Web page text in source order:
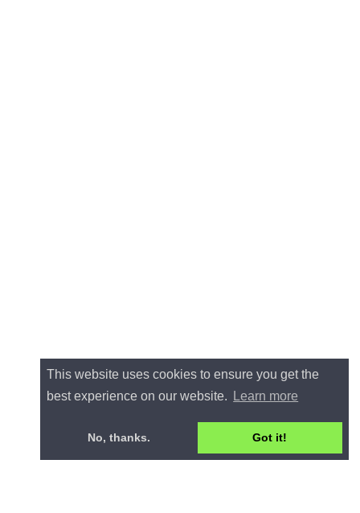
This website uses cookies to ensure you get the
best experience on our website.
Learn more
No, thanks. Got it!